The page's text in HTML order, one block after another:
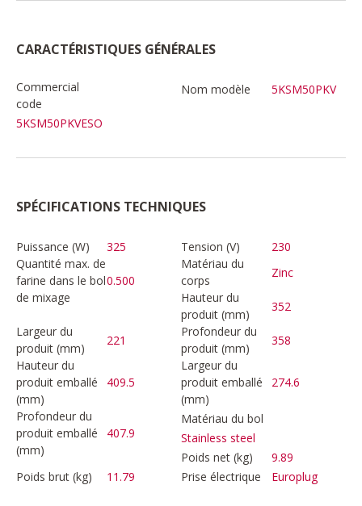
CARACTÉRISTIQUES GÉNÉRALES
Commercial
code
5KSM50PKVESO
Nom modèle 5KSM50PKV
SPÉCIFICATIONS TECHNIQUES
Puissance (W) 325 Tension (V)
230
Quantité max. de
farine dans le bol
de mixage
0.500
Matériau du
corps
Zinc
Hauteur du
produit (mm)
352
Largeur du
produit (mm)
221
Profondeur du
produit (mm)
358
Hauteur du
produit emballé
(mm)
409.5
Largeur du
produit emballé
(mm)
274.6
Profondeur du
produit emballé
(mm)
407.9
Matériau du bol
Stainless steel
Poids net (kg)
9.89
Poids brut (kg)
11.79 Prise électrique Europlug